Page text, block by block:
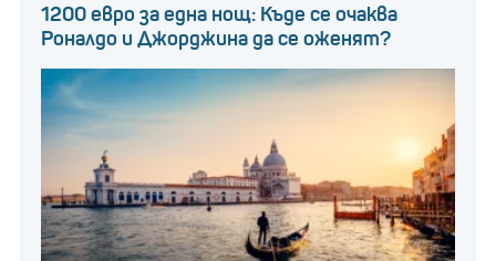
1200 евро за една нощ: Къде се очаква
Роналдо и Джорджина да се оженят?